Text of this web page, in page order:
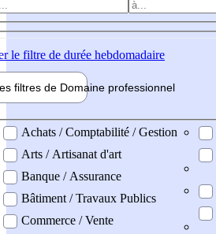
le filtre de durée hebdomadaire
filtres de Domaine professionnel
professionel
Achats / Comptabilité / Gestion
Arts / Artisanat d'art
Banque / Assurance
Bâtiment / Travaux Publics
Commerce / Vente